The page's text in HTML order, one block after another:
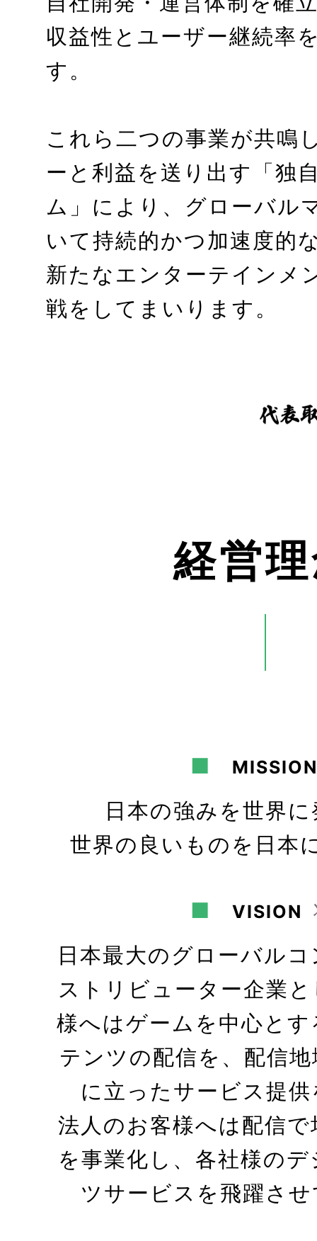
収益性とユーザー継続率
す。
これら二つの事業が共鳴
ーと利益を送り出す「独
ム」により、グローバル
いて持続的かつ加速度的
新たなエンターテインメ
戦をしてまいります。
経営
■
日本の強みを世界
世界の良いものを日本
■ VISION
日本最大のグローバル
ストリビューター企業
様へはゲームを中心と
テンツの配信を、配信
に立ったサービス提
法人のお客様へは配信
を事業化し、各社様の
ツサービスを飛躍さ